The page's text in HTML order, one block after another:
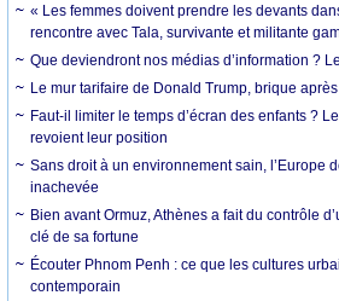
« Les femmes doivent prendre les devants
rencontre avec Tala, survivante et militante
Que deviendront nos médias d’information ?
Le mur tarifaire de Donald Trump, brique
Faut-il limiter le temps d’écran des enfants ?
revoient leur position
Sans droit à un environnement sain, l’Europe
inachevée
Bien avant Ormuz, Athènes a fait du contrôle
clé de sa fortune
Écouter Phnom Penh : ce que les cultures
contemporain